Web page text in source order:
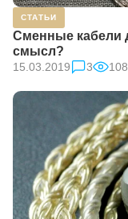
СТАТЬИ
Сменные кабели
смысл?
15.03.2019 3